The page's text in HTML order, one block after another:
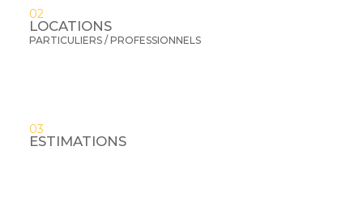
02
LOCATIONS
PARTICULIERS / PROFESSIONNELS
03
ESTIMATIONS